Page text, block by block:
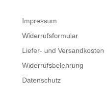
Impressum
Widerrufsformular
Liefer- und Versandkosten
Widerrufsbelehrung
Datenschutz